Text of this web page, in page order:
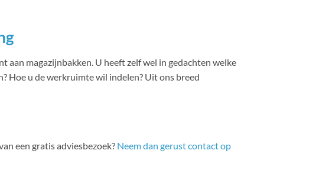
magazijnbakken. U heeft zelf wel in gedachten welke
Hoe u de werkruimte wil indelen? Uit ons breed
een gratis adviesbezoek? Neem dan gerust contact op